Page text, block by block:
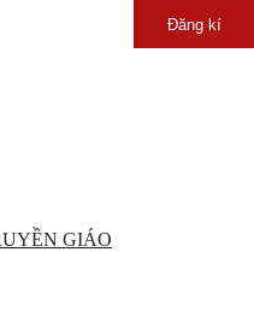
GIÁO
Đăng kí